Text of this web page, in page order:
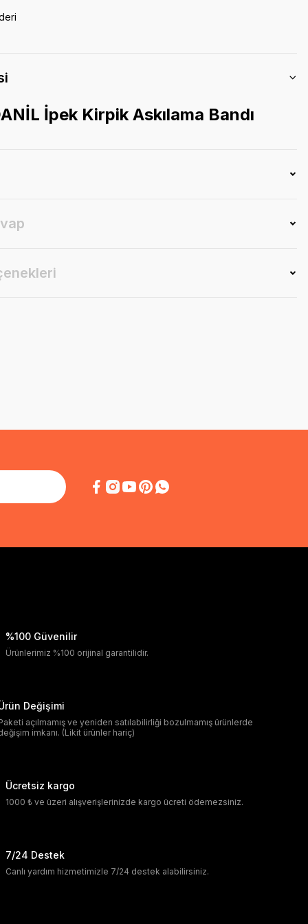
İpek Kirpik Askılama Bandı
%100 Güvenilir
Ürünlerimiz %100 orijinal garantilidir.
Değişimi
açılmamış ve yeniden satılabilirliği bozulmamış ürünlerde
imkanı. (Likit ürünler hariç)
Ücretsiz kargo
1000 ₺ ve üzeri alışverişlerinizde kargo ücreti ödemezsiniz.
7/24 Destek
Canlı yardım hizmetimizle 7/24 destek alabilirsiniz.